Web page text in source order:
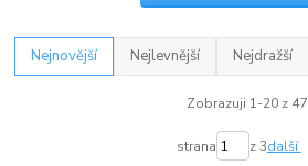
Nejnovější Nejlevnější Nejdražší
Zobrazuji 1-20 z 47
strana z 3další